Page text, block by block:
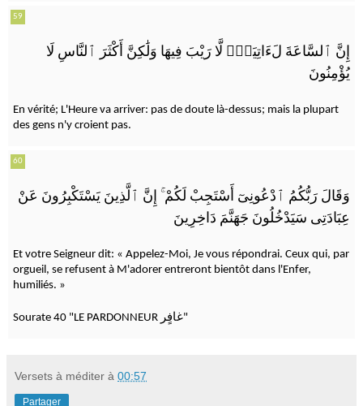
59
إِنَّ ٱلسَّاعَةَ لَءَاتِيَةٌۭ لَّا رَيْبَ فِيهَا وَلَٰكِنَّ أَكْثَرَ ٱلنَّاسِ لَا
يُؤْمِنُونَ
En vérité; L'Heure va arriver: pas de doute là-dessus; mais la plupart
des gens n'y croient pas.
60
وَقَالَ رَبُّكُمُ ٱدْعُونِىٓ أَسْتَجِبْ لَكُمْۚ إِنَّ ٱلَّذِينَ يَسْتَكْبِرُونَ عَنْ
عِبَادَتِى سَيَدْخُلُونَ جَهَنَّمَ دَاخِرِينَ
Et votre Seigneur dit: « Appelez-Moi, Je vous répondrai. Ceux qui, par
orgueil, se refusent à M'adorer entreront bientôt dans l'Enfer,
humiliés. »
Sourate 40 "LE PARDONNEUR غافٍر"
Versets à méditer à 00:57
Partager